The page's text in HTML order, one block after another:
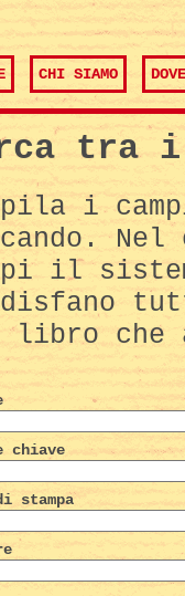
CHI SIAMO
tra
i
il
libro che
chiave
stampa